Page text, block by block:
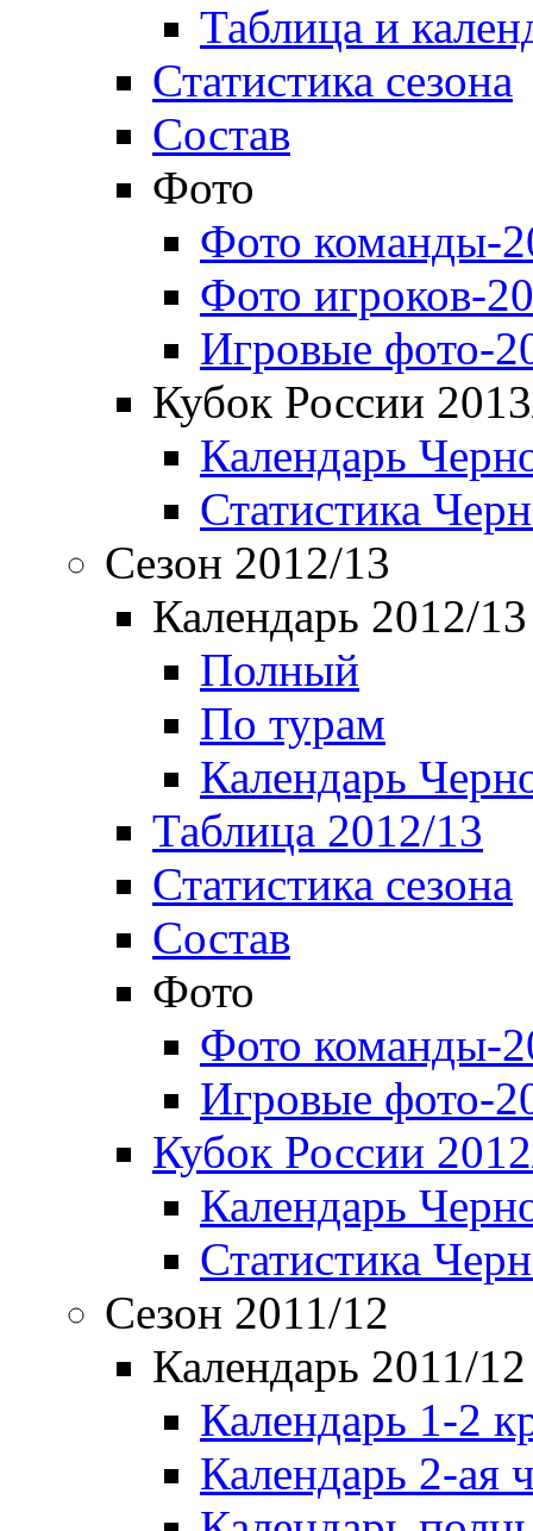
Таблица и
Статистика сезона
Состав
Фото
Фото команды-
Фото игроков-
Игровые фото-
Кубок России
Календарь
Статистика
Сезон 2012/13
Календарь 2012/13
Полный
По турам
Календарь
Таблица 2012/13
Статистика сезона
Состав
Фото
Фото команды-
Игровые фото-
Кубок России
Календарь
Статистика
Сезон 2011/12
Календарь 2011/12
Календарь 1-2
Календарь 2-ая